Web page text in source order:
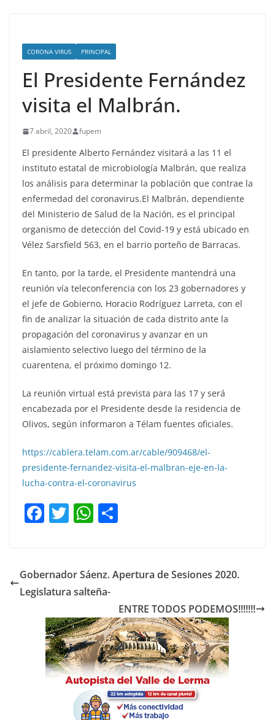
CORONA VIRUS PRINCIPAL
El Presidente Fernández
visita el Malbrán.
7 abril, 2020 fupem
El presidente Alberto Fernández visitará a las 11 el
instituto estatal de microbiología Malbrán, que realiza
los análisis para determinar la población que contrae la
enfermedad del coronavirus.El Malbrán, dependiente
del Ministerio de Salud de la Nación, es el principal
organismo de detección del Covid-19 y está ubicado en
Vélez Sarsfield 563, en el barrio porteño de Barracas.
En tanto, por la tarde, el Presidente mantendrá una
reunión vía teleconferencia con los 23 gobernadores y
el jefe de Gobierno, Horacio Rodríguez Larreta, con el
fin de analizar la situación de cada distrito ante la
propagación del coronavirus y avanzar en un
aislamiento selectivo luego del término de la
cuarentena, el próximo domingo 12.
La reunión virtual está prevista para las 17 y será
encabezada por el Presidente desde la residencia de
Olivos, según informaron a Télam fuentes oficiales.
https://cablera.telam.com.ar/cable/909468/el-
presidente-fernandez-visita-el-malbran-eje-en-la-
lucha-contra-el-coronavirus
F
e
b
o
o
k
T
er
W
s
A
p
p
p
tir
Gobernador Sáenz. Apertura de Sesiones 2020.
Legislatura salteña-
ENTRE TODOS PODEMOS!!!!!!!